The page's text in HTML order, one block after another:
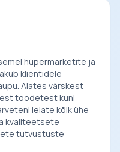
hüpermarketite ja
klientidele
Alates värskest
toodetest kuni
leiate kõik ühe
kvaliteetsete
tutvustuste